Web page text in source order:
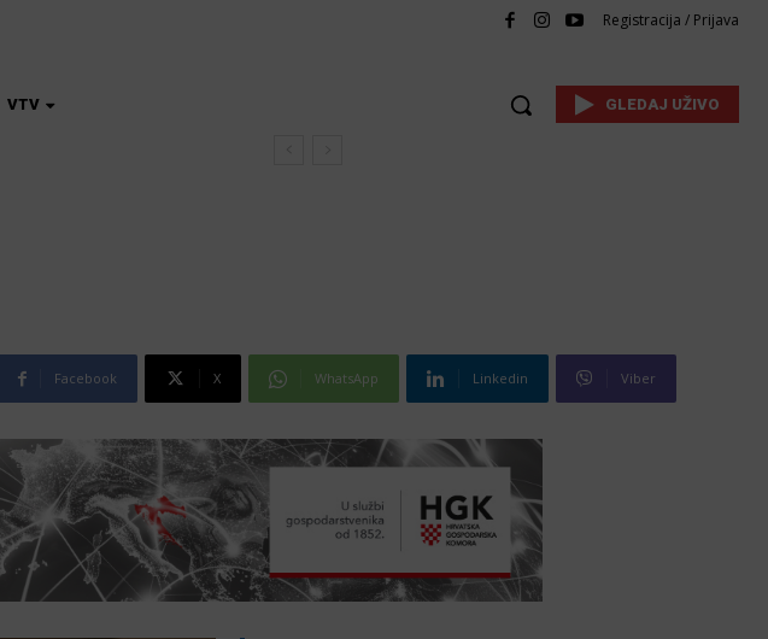
Registracija / Prijava
VTV GLEDAJ UŽIVO
Facebook X WhatsApp Linkedin Viber